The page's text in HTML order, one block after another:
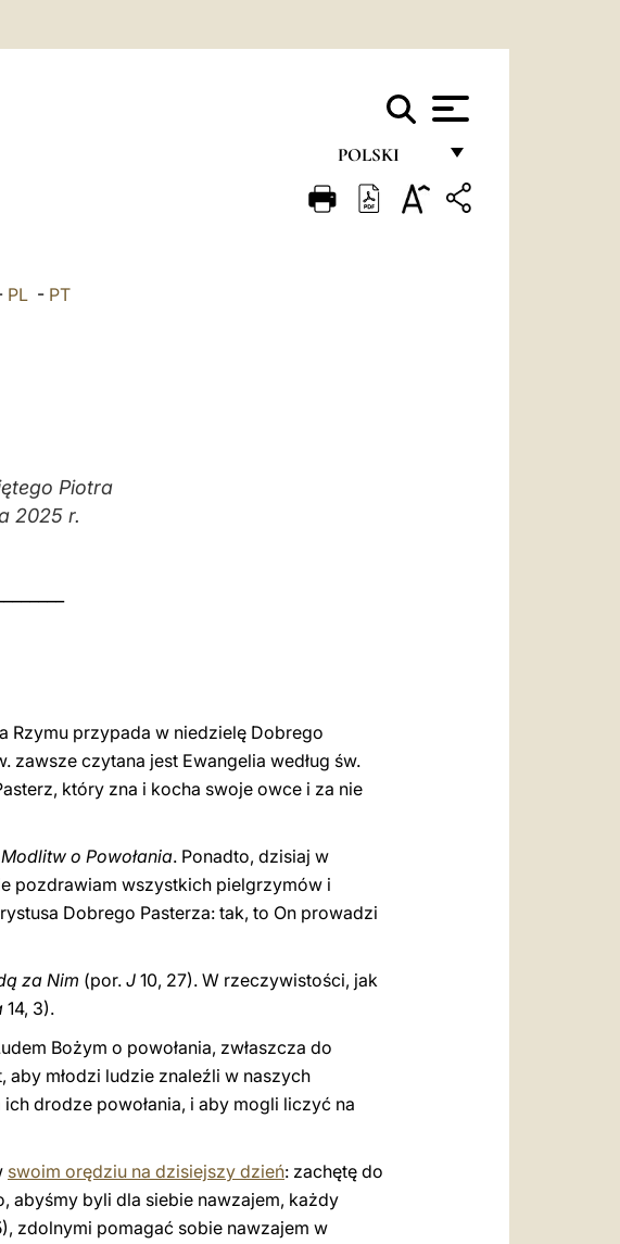
POLSKI
FRANÇAIS
PL- PT
Piotra
2025 r.
Rzymu przypada w niedzielę Dobrego
zawsze czytana jest Ewangelia według św.
który zna i kocha swoje owce i za nie
o Powołania. Ponadto, dzisiaj w
pozdrawiam wszystkich pielgrzymów i
Dobrego Pasterza: tak, to On prowadzi
za Nim (por. J 10, 27). W rzeczywistości, jak
14, 3).
Bożym o powołania, zwłaszcza do
aby młodzi ludzie znaleźli w naszych
ich drodze powołania, i aby mogli liczyć na
swoim orędziu na dzisiejszy dzień: zachętę do
abyśmy byli dla siebie nawzajem, każdy
zdolnymi pomagać sobie nawzajem w